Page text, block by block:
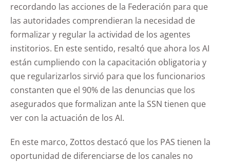
recordando las acciones de la Federación para que
las autoridades comprendieran la necesidad de
formalizar y regular la actividad de los agentes
institorios. En este sentido, resaltó que ahora los AI
están cumpliendo con la capacitación obligatoria y
que regularizarlos sirvió para que los funcionarios
constanten que el 90% de las denuncias que los
asegurados que formalizan ante la SSN tienen que
ver con la actuación de los AI.
En este marco, Zottos destacó que los PAS tienen la
oportunidad de diferenciarse de los canales no